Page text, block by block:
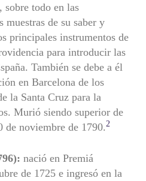
sobre todo en las
muestras de su saber y
principales instrumentos de
para introducir las
También se debe a él
en Barcelona de los
la Santa Cruz para la
Murió siendo superior de
de noviembre de 1790. 2
nació en Premiá
de 1725 e ingresó en la